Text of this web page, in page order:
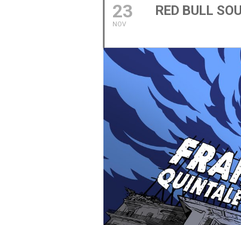
23
NOV
RED BULL